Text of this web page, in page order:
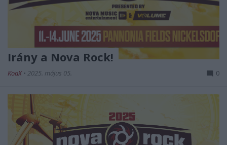
Irány a Nova Rock!
KoaX • 2025. május 05. 0